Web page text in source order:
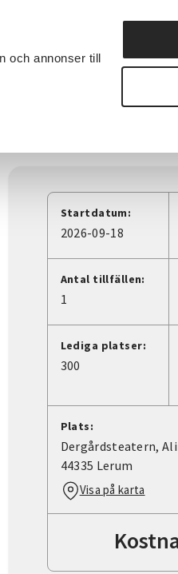
och annonser till
Startdatum:
2026-09-18
Antal tillfällen:
1
Lediga platser:
300
Plats:
Dergårdsteatern,
44335 Lerum
Visa på karta